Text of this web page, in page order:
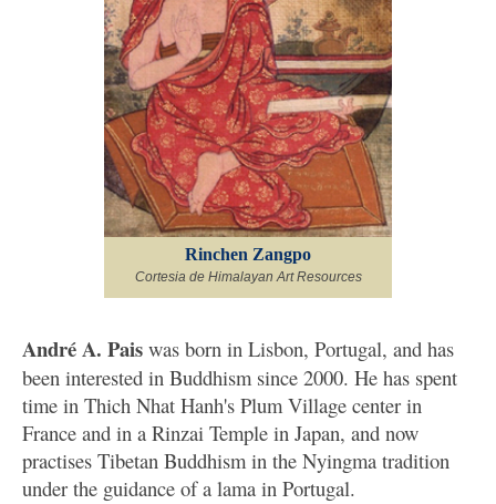
Rinchen Zangpo
Cortesia de Himalayan Art Resources
André A. Pais was born in Lisbon, Portugal, and has
been interested in Buddhism since 2000. He has spent
time in Thich Nhat Hanh's Plum Village center in
France and in a Rinzai Temple in Japan, and now
practises Tibetan Buddhism in the Nyingma tradition
under the guidance of a lama in Portugal.